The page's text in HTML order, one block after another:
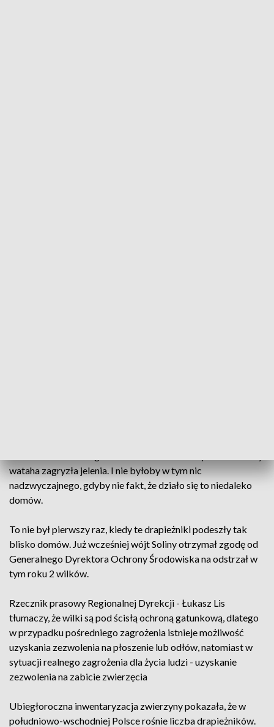
wataha zagryzła jelenia. I nie byłoby w tym nic
nadzwyczajnego, gdyby nie fakt, że działo się to niedaleko
domów.
To nie był pierwszy raz, kiedy te drapieżniki podeszły tak
blisko domów. Już wcześniej wójt Soliny otrzymał zgodę od
Generalnego Dyrektora Ochrony Środowiska na odstrzał w
tym roku 2 wilków.
Rzecznik prasowy Regionalnej Dyrekcji - Łukasz Lis
tłumaczy, że wilki są pod ścisłą ochroną gatunkową, dlatego
w przypadku pośredniego zagrożenia istnieje możliwość
uzyskania zezwolenia na płoszenie lub odłów, natomiast w
sytuacji realnego zagrożenia dla życia ludzi - uzyskanie
zezwolenia na zabicie zwierzęcia
Ubiegłoroczna inwentaryzacja zwierzyny pokazała, że w
południowo-wschodniej Polsce rośnie liczba drapieżników.